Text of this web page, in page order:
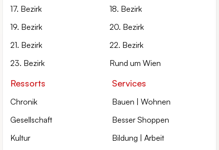
17. Bezirk
18. Bezirk
19. Bezirk
20. Bezirk
21. Bezirk
22. Bezirk
23. Bezirk
Rund um Wien
Ressorts
Chronik
Gesellschaft
Kultur
Services
Bauen | Wohnen
Besser Shoppen
Bildung | Arbeit